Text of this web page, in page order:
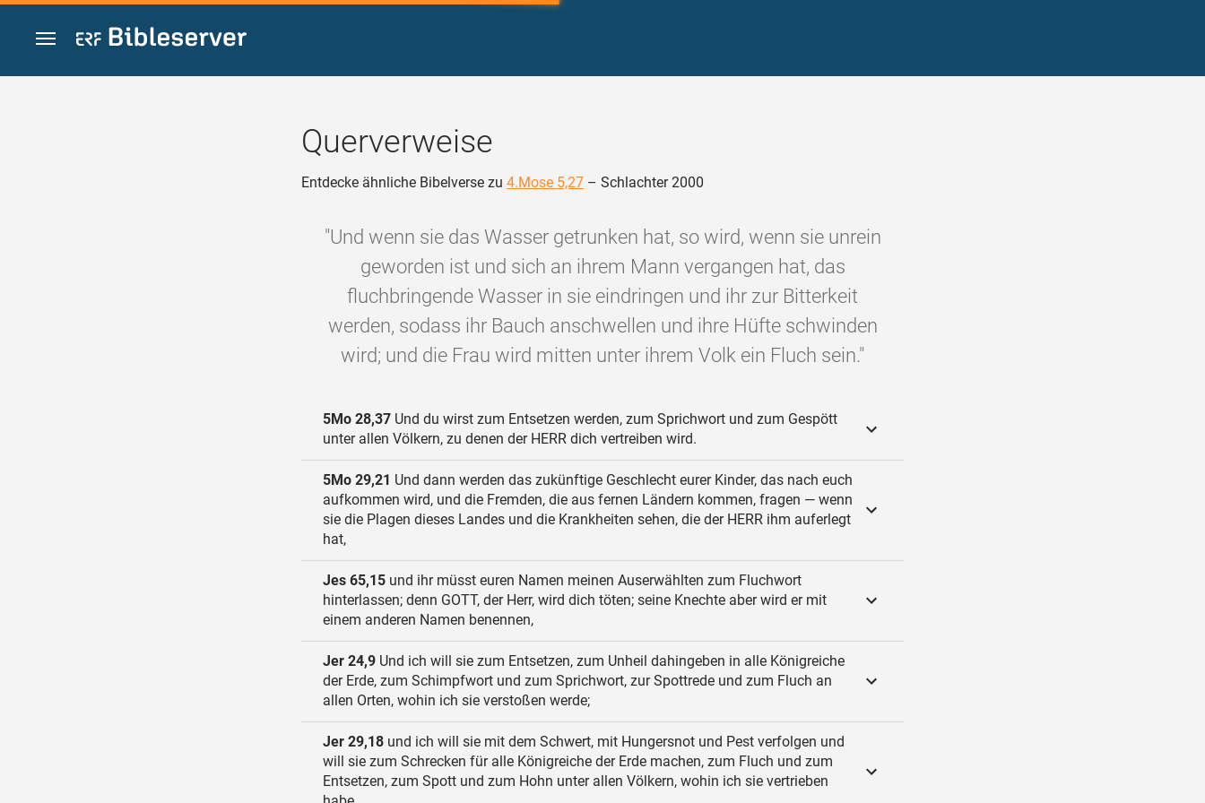
Zum Inhalt springen
Querverweise
Entdecke ähnliche Bibelverse zu 4.Mose 5,27 – Schlachter 2000
"Und wenn sie das Wasser getrunken hat, so wird, wenn sie unrein
geworden ist und sich an ihrem Mann vergangen hat, das
fluchbringende Wasser in sie eindringen und ihr zur Bitterkeit
werden, sodass ihr Bauch anschwellen und ihre Hüfte schwinden
wird; und die Frau wird mitten unter ihrem Volk ein Fluch sein."
5Mo 28,37 Und du wirst zum Entsetzen werden, zum Sprichwort und zum Gespött
unter allen Völkern, zu denen der HERR dich vertreiben wird.
5Mo 29,21 Und dann werden das zukünftige Geschlecht eurer Kinder, das nach euch
aufkommen wird, und die Fremden, die aus fernen Ländern kommen, fragen — wenn
sie die Plagen dieses Landes und die Krankheiten sehen, die der HERR ihm auferlegt
hat,
Jes 65,15 und ihr müsst euren Namen meinen Auserwählten zum Fluchwort
hinterlassen; denn GOTT, der Herr, wird dich töten; seine Knechte aber wird er mit
einem anderen Namen benennen,
Jer 24,9 Und ich will sie zum Entsetzen, zum Unheil dahingeben in alle Königreiche
der Erde, zum Schimpfwort und zum Sprichwort, zur Spottrede und zum Fluch an
allen Orten, wohin ich sie verstoßen werde;
Jer 29,18 und ich will sie mit dem Schwert, mit Hungersnot und Pest verfolgen und
will sie zum Schrecken für alle Königreiche der Erde machen, zum Fluch und zum
Entsetzen, zum Spott und zum Hohn unter allen Völkern, wohin ich sie vertrieben